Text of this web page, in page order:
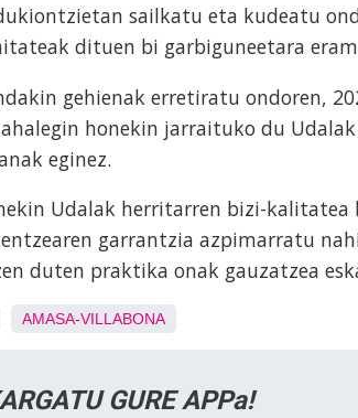
sailkatu eta kudeatu
dituen bi garbiguneetara
gehienak erretiratu ondoren,
honekin jarraituko du
eginez.
Udalak herritarren bizi-
garrantzia azpimarratu
duten praktika onak gauzatzea
AMASA-VILLABONA
GURE APPa!